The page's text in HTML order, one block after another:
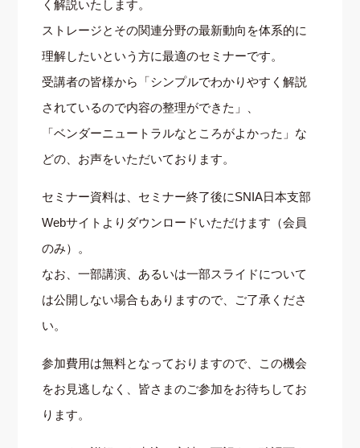
く解説いたします。
ストレージとその関連分野の最新動向を体系的に
理解したいという方に最適のセミナーです。
受講者の皆様から「シンプルでわかりやすく解説
されているので内容の整理ができた」、
「ベンダーニュートラルなところがよかった」な
どの、お声をいただいております。
セミナー資料は、セミナー終了後にSNIA日本支部
Webサイトよりダウンロードいただけます（会員
のみ）。
なお、一部講演、あるいは一部スライドについて
は公開しない場合もありますので、ご了承くださ
い。
参加費用は無料となっておりますので、この機会
をお見逃しなく、皆さまのご参加をお待ちしてお
ります。